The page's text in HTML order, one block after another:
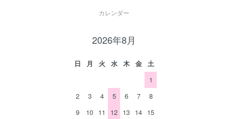
カレンダー
2026年8月
日 月 火 水 木 金
土
1
2
3 4 5 6 7
8
9
10 11 12 13 14 15